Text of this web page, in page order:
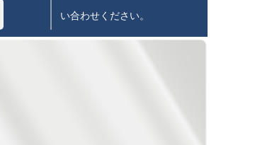
い合わせください。